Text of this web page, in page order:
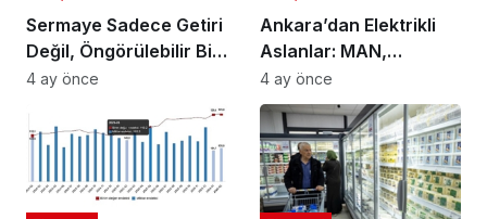
Sermaye Sadece Getiri
Değil, Öngörülebilir Bir
Ortam Arıyor
4 ay önce
Ankara’dan Elektrikli
Aslanlar: MAN,
Ankara’daki
fabrikasında eBus
üretimine başladı
4 ay önce